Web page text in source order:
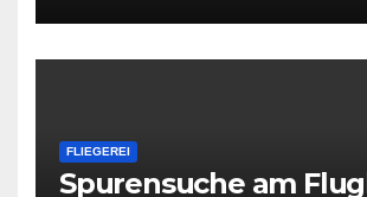
FLIEGEREI
Spurensuche am